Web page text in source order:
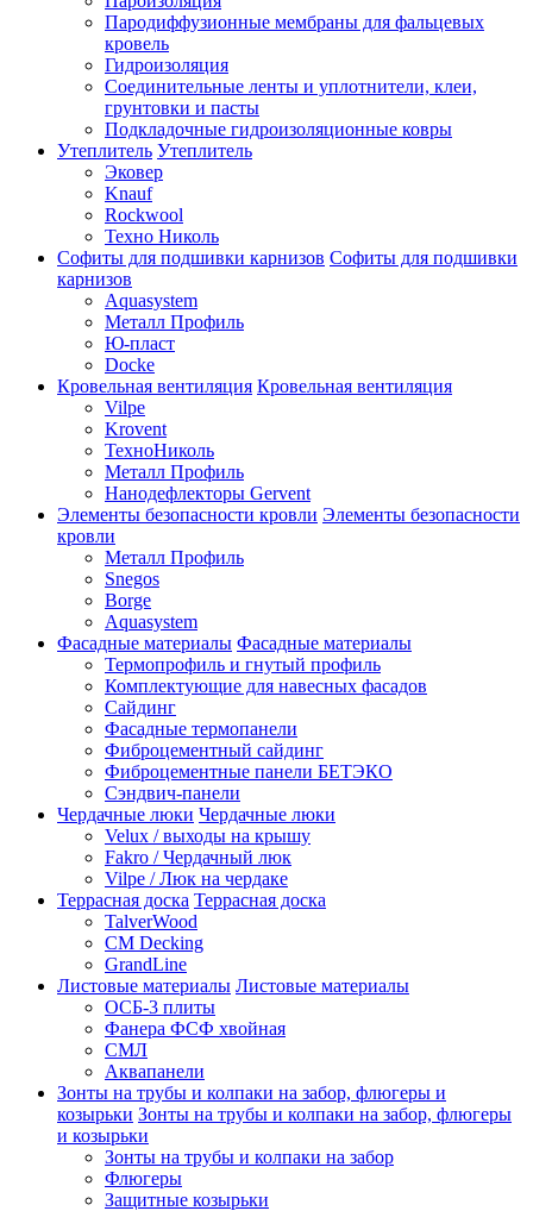
Пародиффузионные мембраны для фальцевых
кровель
Гидроизоляция
Соединительные ленты и уплотнители, клеи,
грунтовки и пасты
Подкладочные гидроизоляционные ковры
Утеплитель Утеплитель
Эковер
Knauf
Rockwool
Техно Николь
Софиты для подшивки карнизов Софиты для подшивки
карнизов
Aquasystem
Металл Профиль
Ю-пласт
Docke
Кровельная вентиляция Кровельная вентиляция
Vilpe
Krovent
ТехноНиколь
Металл Профиль
Нанодефлекторы Gervent
Элементы безопасности кровли Элементы безопасности
кровли
Металл Профиль
Snegos
Borge
Aquasystem
Фасадные материалы Фасадные материалы
Термопрофиль и гнутый профиль
Комплектующие для навесных фасадов
Сайдинг
Фасадные термопанели
Фиброцементный сайдинг
Фиброцементные панели БЕТЭКО
Сэндвич-панели
Чердачные люки Чердачные люки
Velux / выходы на крышу
Fakro / Чердачный люк
Vilpe / Люк на чердаке
Террасная доска Террасная доска
TalverWood
CM Decking
GrandLine
Листовые материалы Листовые материалы
ОСБ-3 плиты
Фанера ФСФ хвойная
СМЛ
Аквапанели
Зонты на трубы и колпаки на забор, флюгеры и
козырьки Зонты на трубы и колпаки на забор, флюгеры
и козырьки
Зонты на трубы и колпаки на забор
Флюгеры
Защитные козырьки